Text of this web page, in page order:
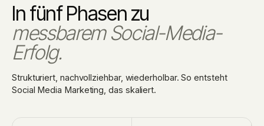
In fünf Phasen zu
messbarem Social-Media-
Erfolg.
Strukturiert, nachvollziehbar, wiederholbar. So entsteht
Social Media Marketing, das skaliert.